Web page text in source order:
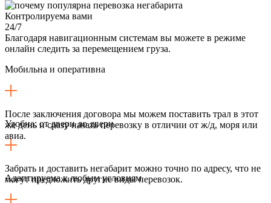
Контролируема вами
24/7
Благодаря навигационным системам вы можете в режиме
онлайн следить за перемещением груза.
Мобильна и оперативна
После заключения договора мы можем поставить трал в этот
же день и сразу начать перевозку в отличии от ж/д, моря или
авиа.
Удобна: от двери до двери
Забрать и доставить негабарит можно точно по адресу, что не
могут предложить другие виды перевозок.
Адаптируема к любым условиям